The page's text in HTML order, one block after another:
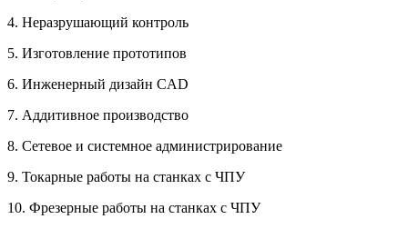
4. Неразрушающий контроль
5. Изготовление прототипов
6. Инженерный дизайн CAD
7. Аддитивное производство
8. Сетевое и системное администрирование
9. Токарные работы на станках с ЧПУ
10. Фрезерные работы на станках с ЧПУ